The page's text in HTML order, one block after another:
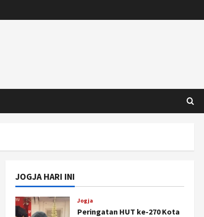
JOGJA HARI INI
Jogja
Peringatan HUT ke-270 Kota